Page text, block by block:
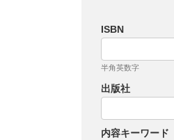
ISBN
半角英数字
出版社
内容キーワード